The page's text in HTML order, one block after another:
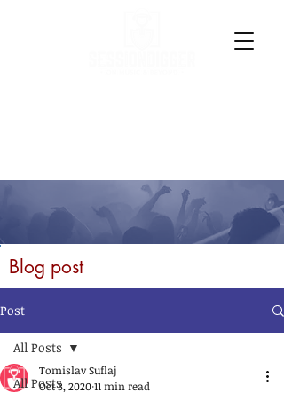
Blog post
Post
All Posts
All Posts
Tomislav Suflaj
Oct 3, 202011 min read